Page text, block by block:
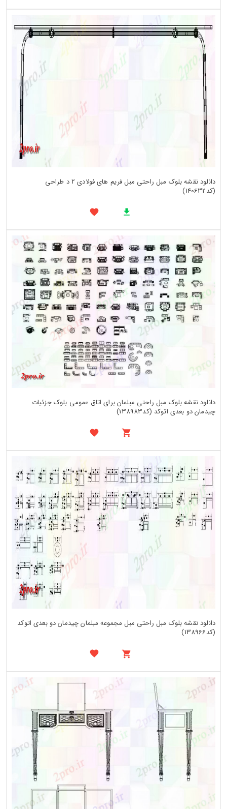
دانلود نقشه بلوک مبل راحتی مبل فریم های فولادی 2 د طراحی
(کد140632)
دانلود نقشه بلوک مبل راحتی مبلمان برای اتاق عمومی بلوک جزئیات
چیدمان دو بعدی اتوکد (کد138983)
دانلود نقشه بلوک مبل راحتی مبل مجموعه مبلمان چیدمان دو بعدی اتوکد
(کد138966)